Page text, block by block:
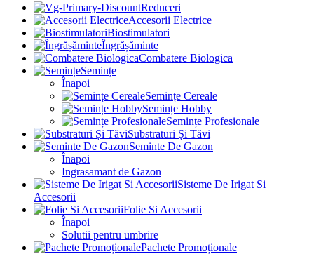
Reduceri
Accesorii Electrice
Biostimulatori
Îngrășăminte
Combatere Biologica
Semințe
Înapoi
Semințe Cereale
Semințe Hobby
Semințe Profesionale
Substraturi Și Tăvi
Seminte De Gazon
Înapoi
Ingrasamant de Gazon
Sisteme De Irigat Si
Accesorii
Folie Si Accesorii
Înapoi
Solutii pentru umbrire
Pachete Promoționale